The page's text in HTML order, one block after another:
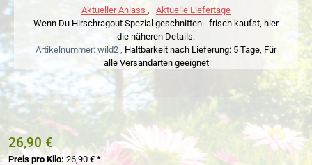
Aktueller Anlass
Aktuelle Liefertage
Wenn Du Hirschragout Spezial geschnitten - frisch kaufst, hier
die näheren Details:
Artikelnummer: wild2 , Haltbarkeit nach Lieferung: 5 Tage, Für
alle Versandarten geeignet
Bildergalerie überspringen
26,90 €
Preis pro Kilo: 26,90 € *